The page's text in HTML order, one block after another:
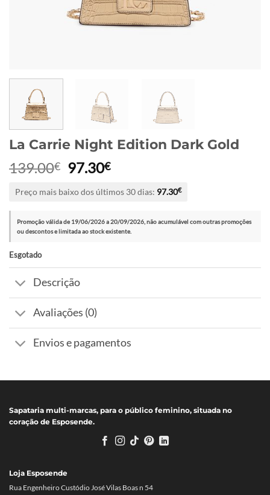
La Carrie Night Edition Dark Gold
139.00€ O
original
139.00€.
97.30€O
atual
97.30€.
Preço mais baixo dos últimos 30 dias: 97.30€
Promoção válida de 19/06/2026 a 20/09/2026, não acumulável com outras promoções
ou descontos e limitada ao stock existente.
Esgotado
Descrição
Avaliações (0)
Envios e pagamentos
Sapataria multi-marcas, para o público feminino, situada no
coração de Esposende.
Loja Esposende
Rua Engenheiro Custódio José Vilas Boas n 54